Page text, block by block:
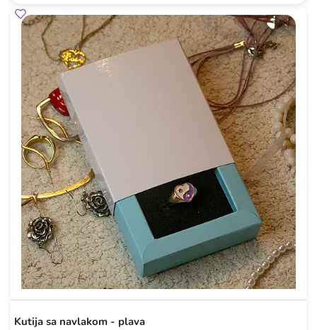
Kutija sa navlakom - plava